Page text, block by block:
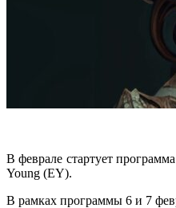
В феврале стартует
Young (EY).
В рамках программы 6 и 7